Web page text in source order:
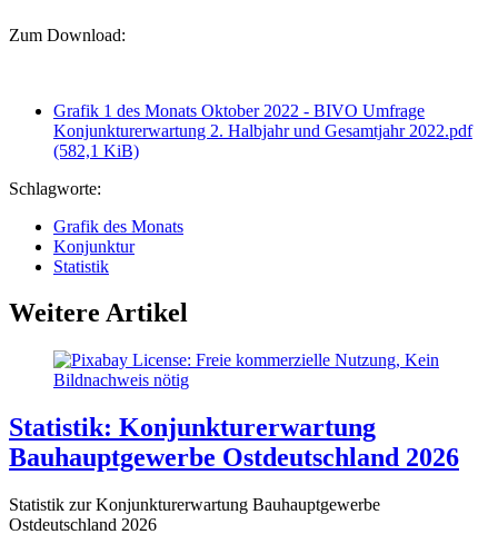
Zum Download:
Grafik 1 des Monats Oktober 2022 - BIVO Umfrage
Konjunkturerwartung 2. Halbjahr und Gesamtjahr 2022.pdf
(582,1 KiB)
Schlagworte:
Grafik des Monats
Konjunktur
Statistik
Weitere Artikel
Statistik: Konjunkturerwartung
Bauhauptgewerbe Ostdeutschland 2026
Statistik zur Konjunkturerwartung Bauhauptgewerbe
Ostdeutschland 2026